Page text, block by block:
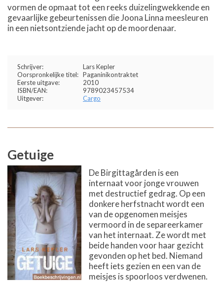
vormen de opmaat tot een reeks duizelingwekkende en
gevaarlijke gebeurtenissen die Joona Linna meesleuren
in een nietsontziende jacht op de moordenaar.
Schrijver:
Lars Kepler
Oorspronkelijke titel: Paganinikontraktet
Eerste uitgave:
2010
ISBN/EAN:
9789023457534
Uitgever:
Cargo
Getuige
De Birgittagården is een
internaat voor jonge vrouwen
met destructief gedrag. Op een
donkere herfstnacht wordt een
van de opgenomen meisjes
vermoord in de separeerkamer
van het internaat. Ze wordt met
beide handen voor haar gezicht
gevonden op het bed. Niemand
heeft iets gezien en een van de
meisjes is spoorloos verdwenen.